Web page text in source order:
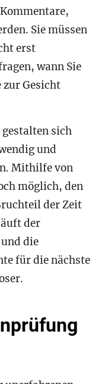
Sie müssen
erst
wann Sie
Gesicht
sich
und
Mithilfe von
möglich, den
der Zeit
der
die
für die nächste